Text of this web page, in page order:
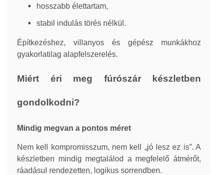
hosszabb élettartam,
stabil indulás törés nélkül.
Építkezéshez, villanyos és gépész munkákhoz
gyakorlatilag alapfelszerelés.
Miért éri meg fúrószár készletben
gondolkodni?
Mindig megvan a pontos méret
Nem kell kompromisszum, nem kell „jó lesz ez is”. A
készletben mindig megtalálod a megfelelő átmérőt,
ráadásul rendezetten, logikus sorrendben.